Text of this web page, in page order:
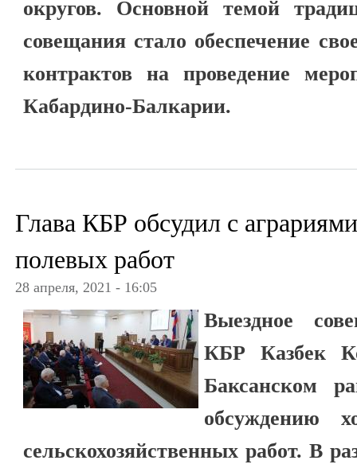
округов. Основной темой
совещания стало обеспечение
контрактов на проведение
Кабардино-Балкарии.
Глава КБР обсудил с
полевых работ
28 апреля, 2021 - 16:05
Выездное
КБР Казбек
Баксанском
обсуждению
сельскохозяйственных работ. В